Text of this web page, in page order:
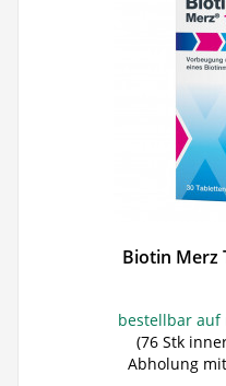
Biotin Merz
bestellbar auf
(76 Stk
Abholung